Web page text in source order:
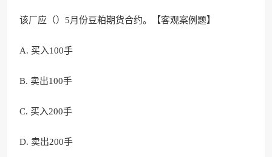
该厂应（）5月份豆粕期货合约。【客观案例题】
A. 买入100手
B. 卖出100手
C. 买入200手
D. 卖出200手